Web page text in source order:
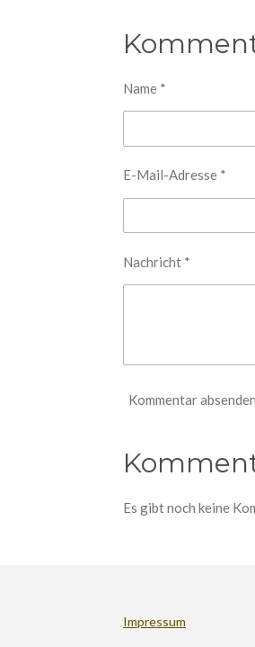
l
e
e
e
Name *
E-Mail-Adresse *
Nachricht *
Kommentar absenden
Es gibt noch keine
Impressum